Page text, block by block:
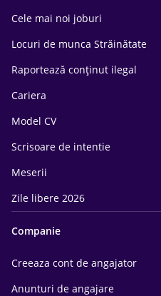
Cele mai noi joburi
Locuri de munca Străinătate
Raportează conținut ilegal
Cariera
Model CV
Scrisoare de intentie
Meserii
Zile libere 2026
Companie
Creeaza cont de angajator
Anunturi de angajare